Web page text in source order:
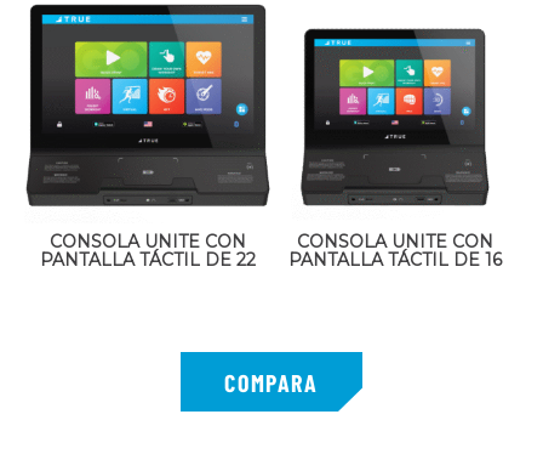
CONSOLA UNITE CON
PANTALLA TÁCTIL DE 22
CONSOLA UNITE CON
PANTALLA TÁCTIL DE 16